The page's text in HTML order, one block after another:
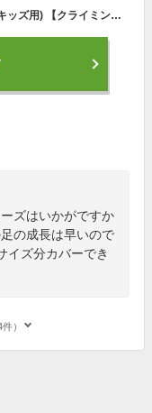
(C)ボリエール ニンジャ ジュニア BO20420 (キッズ用) 【クライミングシューズ・ボルダリングシューズ】【キッズクライミングシューズ】
ズはいかがですか
の成長は早いので
イズ分カバーでき
）